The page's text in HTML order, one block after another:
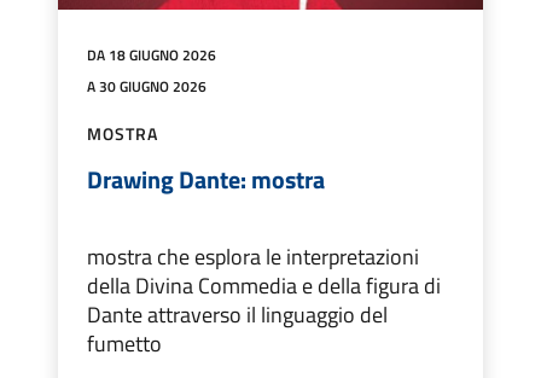
DA 18 GIUGNO 2026
A 30 GIUGNO 2026
MOSTRA
Drawing Dante: mostra
mostra che esplora le interpretazioni
della Divina Commedia e della figura di
Dante attraverso il linguaggio del
fumetto